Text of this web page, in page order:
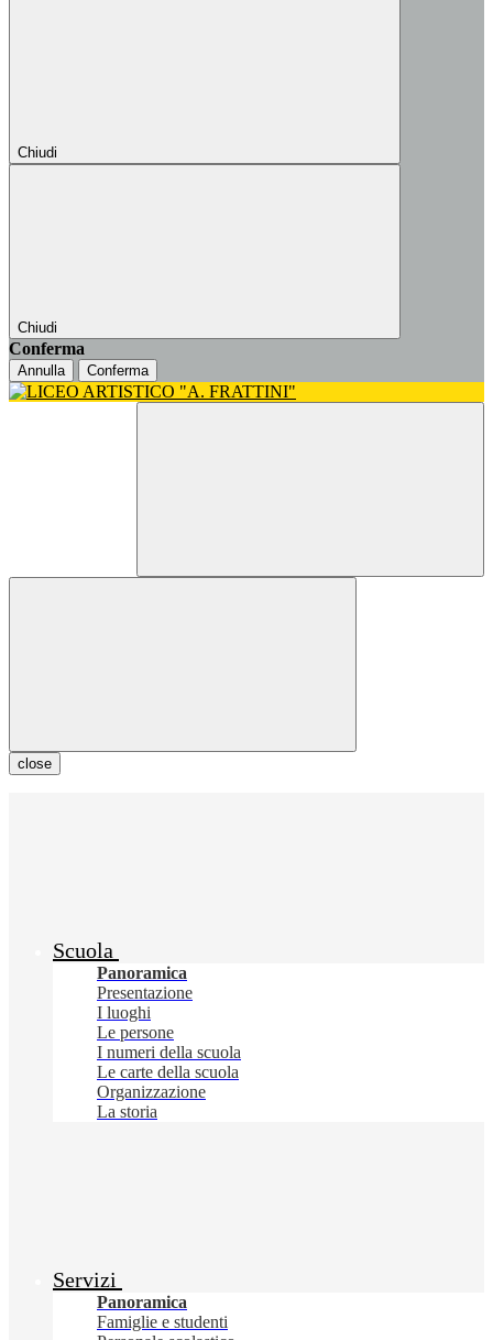
Chiudi
Chiudi
Conferma
Annulla Conferma
close
Scuola
Panoramica
Presentazione
I luoghi
Le persone
I numeri della scuola
Le carte della scuola
Organizzazione
La storia
Servizi
Panoramica
Famiglie e studenti